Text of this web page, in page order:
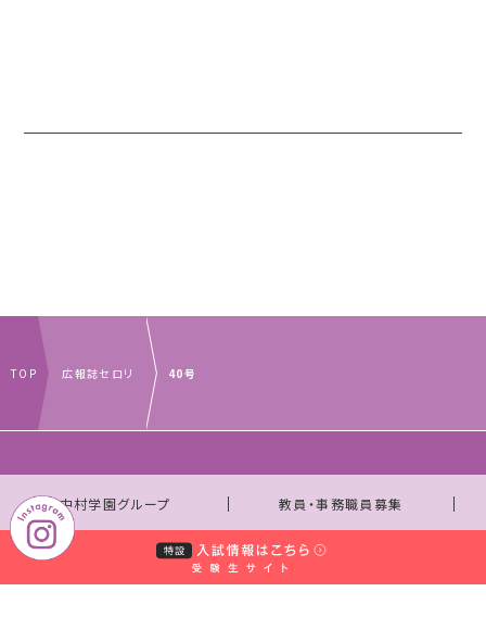
TOP 広報誌セロリ 40号
中村学園グループ ｜ 教員・事務職員募集 ｜
取材のお申し込みについて ｜ お問い合わせ窓口一覧
｜ 個人情報保護規程